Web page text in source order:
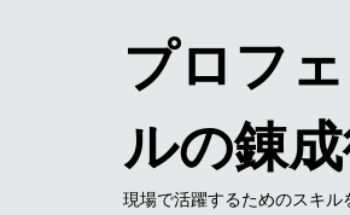
プロフ
ルの錬
現場で活躍するためのスキル